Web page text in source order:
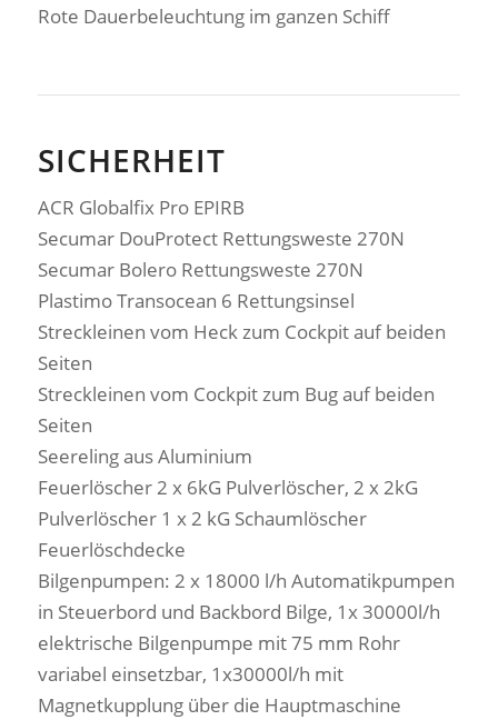
Rote Dauerbeleuchtung im ganzen Schiff
SICHERHEIT
ACR Globalfix Pro EPIRB
Secumar DouProtect Rettungsweste 270N
Secumar Bolero Rettungsweste 270N
Plastimo Transocean 6 Rettungsinsel
Streckleinen vom Heck zum Cockpit auf beiden
Seiten
Streckleinen vom Cockpit zum Bug auf beiden
Seiten
Seereling aus Aluminium
Feuerlöscher 2 x 6kG Pulverlöscher, 2 x 2kG
Pulverlöscher 1 x 2 kG Schaumlöscher
Feuerlöschdecke
Bilgenpumpen: 2 x 18000 l/h Automatikpumpen
in Steuerbord und Backbord Bilge, 1x 30000l/h
elektrische Bilgenpumpe mit 75 mm Rohr
variabel einsetzbar, 1x30000l/h mit
Magnetkupplung über die Hauptmaschine